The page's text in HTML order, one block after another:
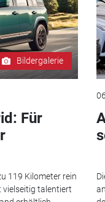
Bildergalerie
Für
119 Kilometer rein
vielseitig talentiert